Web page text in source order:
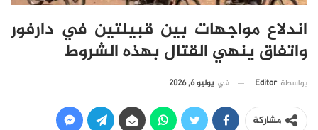
اندلاع مواجهات بين قبيلتين في دارفور
واتفاق ينهي القتال بهذه الشروط
بواسطة Editor في يوليو 6, 2026
مشاركة